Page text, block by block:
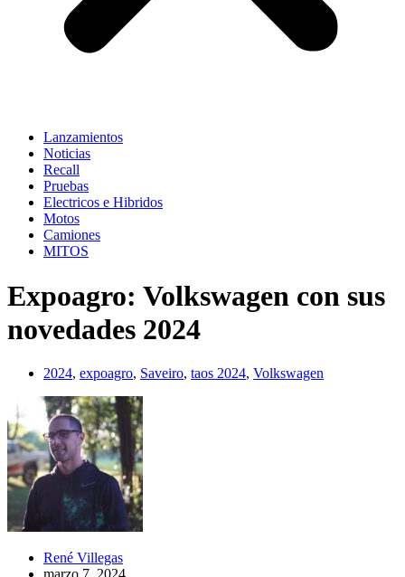
Lanzamientos
Noticias
Recall
Pruebas
Electricos e Hibridos
Motos
Camiones
MITOS
Expoagro: Volkswagen con sus
novedades 2024
2024, expoagro, Saveiro, taos 2024, Volkswagen
René Villegas